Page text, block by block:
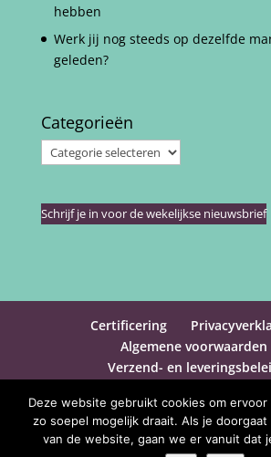
hebben
Werk jij nog steeds op dezelfde
geleden?
Categorieën
Categorieën
Schrijf je in voor de wekelijkse nieuwsbrief
Certificering
Algemene voorwaarden
Verzend- en
Deze website gebruikt cookies om
zo soepel mogelijk draait. Als je
van de website, gaan we er vanuit dat